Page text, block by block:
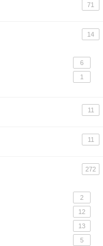
71
14
6
1
11
11
272
2
12
13
5